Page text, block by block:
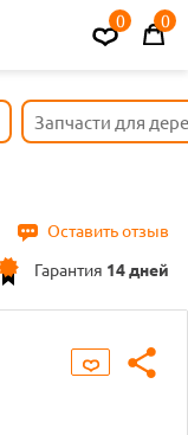
0 0
Запчасти для
Оставить отзыв
Гарантия 14 дней